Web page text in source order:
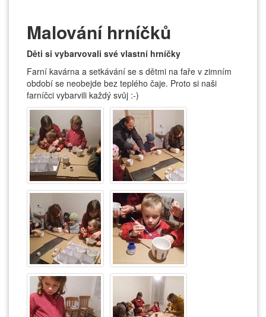
Malování hrníčků
Děti si vybarvovali své vlastní hrníčky
Farní kavárna a setkávání se s dětmi na faře v zimním
období se neobejde bez teplého čaje. Proto si naši
farníčci vybarvili každý svůj :-)